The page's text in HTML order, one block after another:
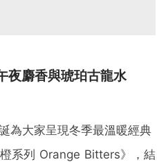
麝香與琥珀古龍水
為大家呈現冬季最溫暖經典
系列 Orange Bitters》，結